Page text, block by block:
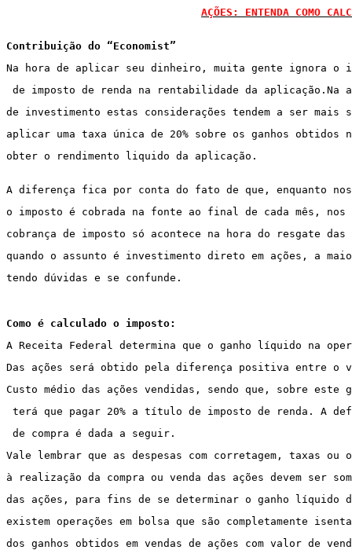
AÇÕES: ENTENDA COMO
Contribuição do “Economist”
Na hora de aplicar seu dinheiro, muita gente ignora o
de imposto de renda na rentabilidade da aplicação.Na
de investimento estas considerações tendem a ser
aplicar uma taxa única de 20% sobre os ganhos obtidos
obter o rendimento liquido da aplicação.
A diferença fica por conta do fato de que, enquanto
o imposto é cobrada na fonte ao final de cada mês,
cobrança de imposto só acontece na hora do resgate
quando o assunto é investimento direto em ações, a
tendo dúvidas e se confunde.
Como é calculado o imposto:
A Receita Federal determina que o ganho líquido na
Das ações será obtido pela diferença positiva entre o
Custo médio das ações vendidas, sendo que, sobre este
terá que pagar 20% a título de imposto de renda. A
de compra é dada a seguir.
Vale lembrar que as despesas com corretagem, taxas ou
à realização da compra ou venda das ações devem ser
das ações, para fins de se determinar o ganho líquido
existem operações em bolsa que são completamente
dos ganhos obtidos em vendas de ações com valor de